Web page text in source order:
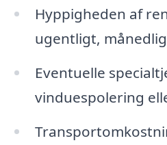
Hyppigheden af
ugentligt,
Eventuelle
vinduespolering